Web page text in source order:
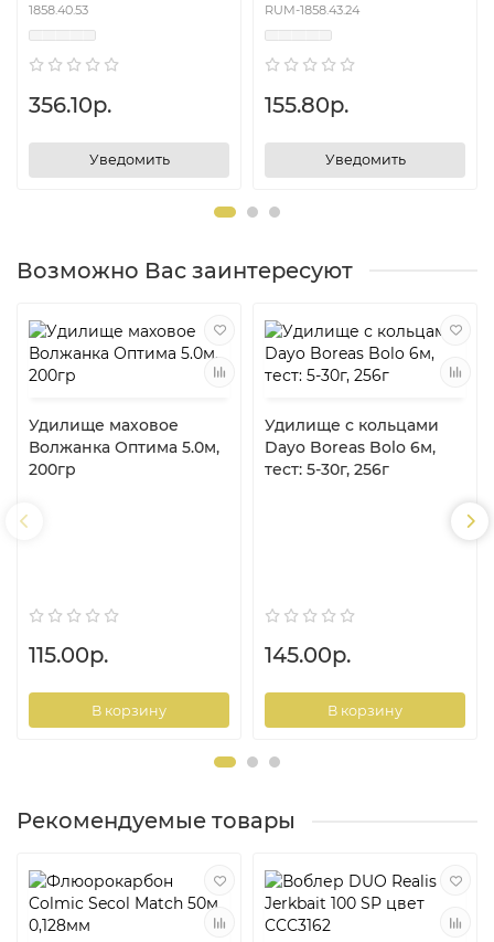
1858.40.53
356.10р.
Уведомить
RUM-1858.43.24
155.80р.
Уведомить
Возможно Вас заинтересуют
Удилище маховое
Волжанка Оптима 5.0м,
200гр
115.00р.
В корзину
Удилище с кольцами
Dayo Boreas Bolo 6м,
тест: 5-30г, 256г
145.00р.
В корзину
Рекомендуемые товары